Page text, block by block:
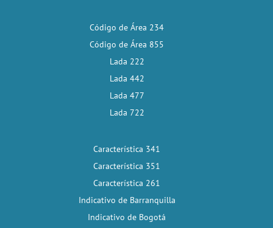
Código de Área 234
Código de Área 855
Lada 222
Lada 442
Lada 477
Lada 722
Característica 341
Característica 351
Característica 261
Indicativo de Barranquilla
Indicativo de Bogotá